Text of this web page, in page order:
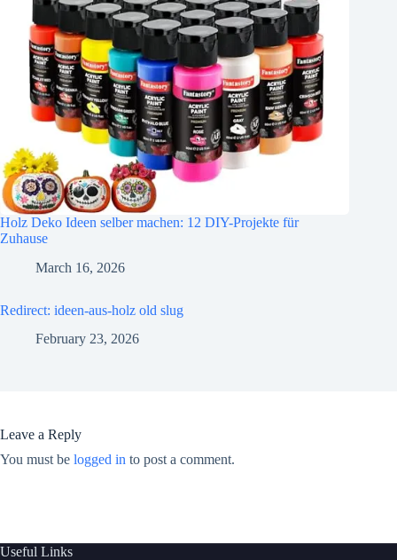
Holz Deko Ideen selber machen: 12 DIY-Projekte für
Zuhause
March 16, 2026
Redirect: ideen-aus-holz old slug
February 23, 2026
Leave a Reply
You must be logged in to post a comment.
Useful Links